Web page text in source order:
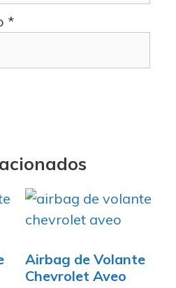
*
Airbag de Volante
Chevrolet Aveo